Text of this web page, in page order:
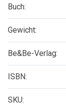
Buch:
Gewicht:
Be&Be-Verlag:
ISBN:
SKU: